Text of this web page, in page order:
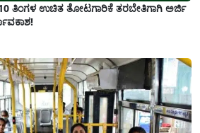
ತಿಂಗಳ ಉಚಿತ ತೋಟಗಾರಿಕೆ ತರಬೇತಿಗಾಗಿ ಅರ್ಜಿ